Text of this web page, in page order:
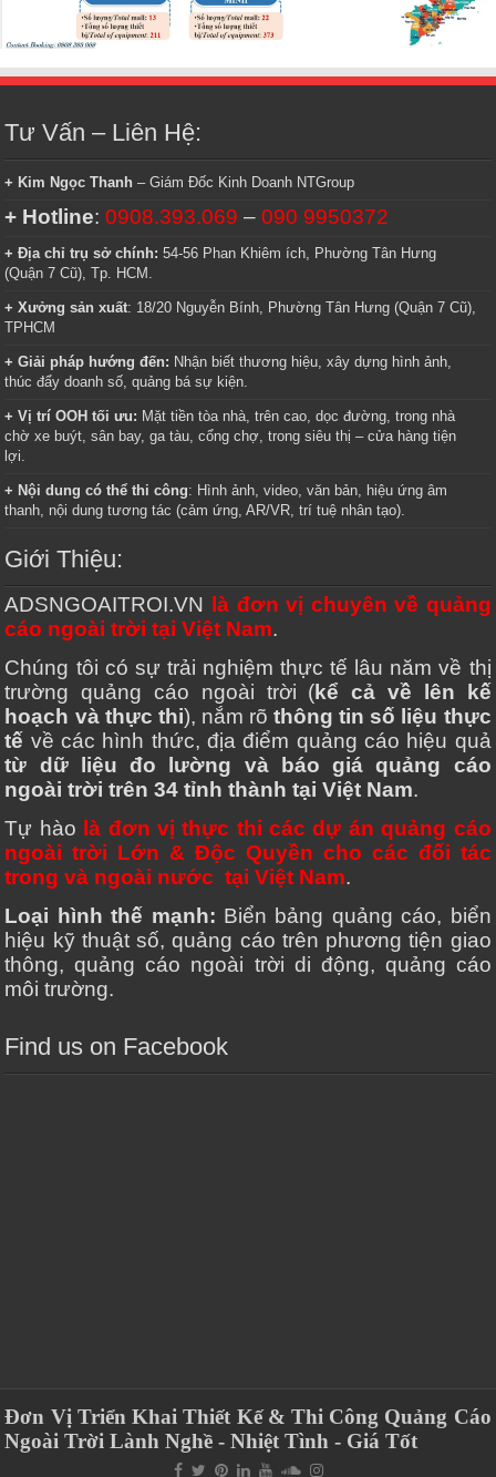
Tư Vấn – Liên Hệ:
+ Kim Ngọc Thanh – Giám Đốc Kinh Doanh NTGroup
+ Hotline:0908.393.069 –090 9950372
+ Địa chỉ trụ sở chính: 54-56 Phan Khiêm ích, Phường Tân Hưng
(Quận 7 Cũ), Tp. HCM.
+ Xưởng sản xuất: 18/20 Nguyễn Bính, Phường Tân Hưng (Quận 7 Cũ),
TPHCM
+ Giải pháp hướng đến: Nhận biết thương hiệu, xây dựng hình ảnh,
thúc đẩy doanh số, quảng bá sự kiện.
+ Vị trí OOH tối ưu: Mặt tiền tòa nhà, trên cao, dọc đường, trong nhà
chờ xe buýt, sân bay, ga tàu, cổng chợ, trong siêu thị – cửa hàng tiện
lợi.
+ Nội dung có thể thi công: Hình ảnh, video, văn bản, hiệu ứng âm
thanh, nội dung tương tác (cảm ứng, AR/VR, trí tuệ nhân tạo).
Giới Thiệu:
ADSNGOAITROI.VN là đơn vị chuyên về quảng
cáo ngoài trời tại Việt Nam.
Chúng tôi có sự trải nghiệm thực tế lâu năm về thị
trường quảng cáo ngoài trời (kể cả về lên kế
hoạch và thực thi), nắm rõthông tin số liệu thực
tế về các hình thức, địa điểm quảng cáo hiệu quả
từ dữ liệu đo lường và báo giá quảng cáo
ngoài trời trên 34 tỉnh thành tại Việt Nam.
Tự hào là đơn vị thực thi các dự án quảng cáo
ngoài trời Lớn & Độc Quyền cho các đối tác
trong và ngoài nước tại Việt Nam.
Loại hình thế mạnh: Biển bảng quảng cáo, biển
hiệu kỹ thuật số, quảng cáo trên phương tiện giao
thông, quảng cáo ngoài trời di động, quảng cáo
môi trường.
Find us on Facebook
Đơn Vị Triển Khai Thiết Kế & Thi Công Quảng Cáo
Ngoài Trời Lành Nghề - Nhiệt Tình - Giá Tốt